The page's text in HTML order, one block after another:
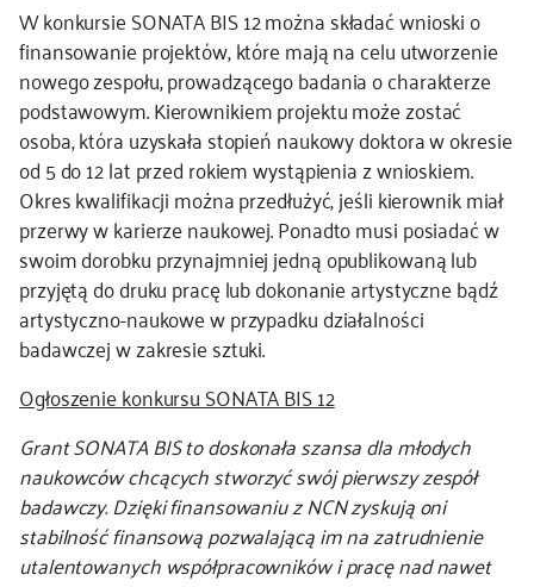
W konkursie SONATA BIS 12 można składać wnioski o
finansowanie projektów, które mają na celu utworzenie
nowego zespołu, prowadzącego badania o charakterze
podstawowym. Kierownikiem projektu może zostać
osoba, która uzyskała stopień naukowy doktora w okresie
od 5 do 12 lat przed rokiem wystąpienia z wnioskiem.
Okres kwalifikacji można przedłużyć, jeśli kierownik miał
przerwy w karierze naukowej. Ponadto musi posiadać w
swoim dorobku przynajmniej jedną opublikowaną lub
przyjętą do druku pracę lub dokonanie artystyczne bądź
artystyczno-naukowe w przypadku działalności
badawczej w zakresie sztuki.
Ogłoszenie konkursu SONATA BIS 12
Grant SONATA BIS to doskonała szansa dla młodych
naukowców chcących stworzyć swój pierwszy zespół
badawczy. Dzięki finansowaniu z NCN zyskują oni
stabilność finansową pozwalającą im na zatrudnienie
utalentowanych współpracowników i pracę nad nawet